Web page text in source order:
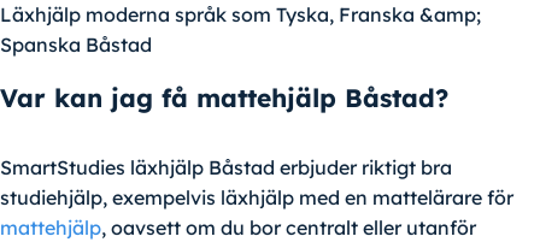
Läxhjälp moderna språk som Tyska, Franska &amp;
Spanska Båstad
Var kan jag få mattehjälp Båstad?
SmartStudies läxhjälp Båstad erbjuder riktigt bra
studiehjälp, exempelvis läxhjälp med en mattelärare för
mattehjälp, oavsett om du bor centralt eller utanför